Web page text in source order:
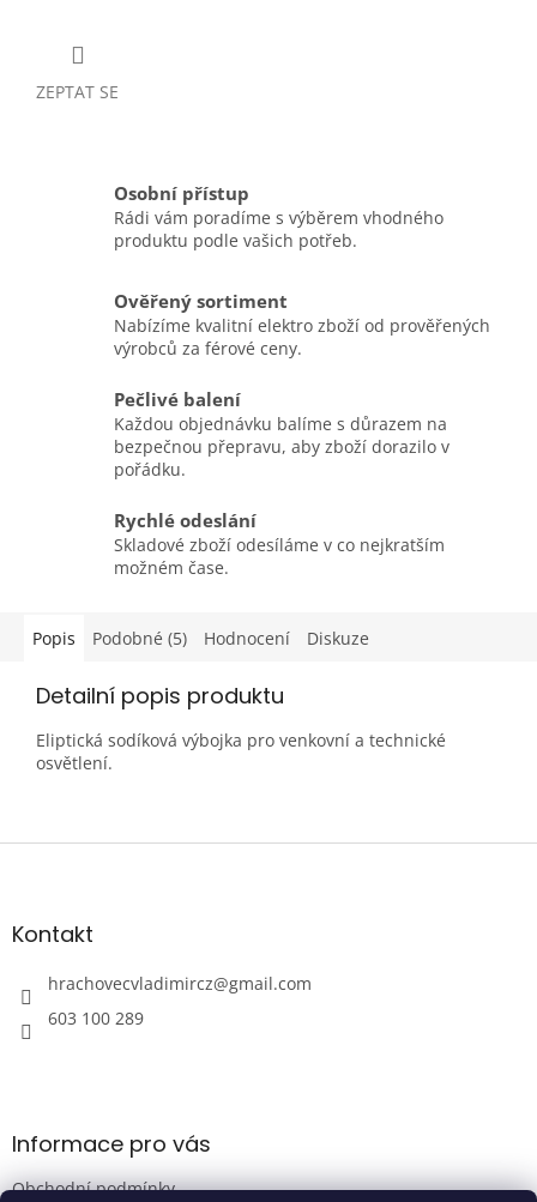
ZEPTAT SE
Osobní přístup
Rádi vám poradíme s výběrem vhodného
produktu podle vašich potřeb.
Ověřený sortiment
Nabízíme kvalitní elektro zboží od prověřených
výrobců za férové ceny.
Pečlivé balení
Každou objednávku balíme s důrazem na
bezpečnou přepravu, aby zboží dorazilo v
pořádku.
Rychlé odeslání
Skladové zboží odesíláme v co nejkratším
možném čase.
Popis Podobné (5) Hodnocení Diskuze
Detailní popis produktu
Eliptická sodíková výbojka pro venkovní a technické
osvětlení.
Z
aKontakt
hrachovecvladimircz@gmail.com
603 100 289
Informace pro vás
Obchodní podmínky